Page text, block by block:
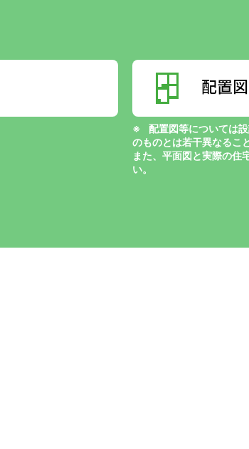
配置
配置図等については
のものとは若干異なるこ
また、平面図と実際の住
い。